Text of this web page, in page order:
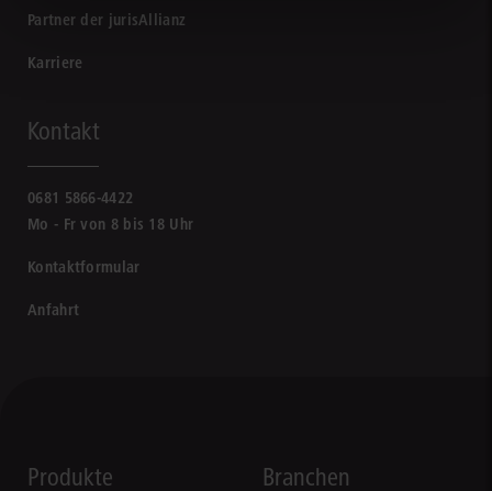
Partner der jurisAllianz
Karriere
Kontakt
0681 5866-4422
Mo - Fr von 8 bis 18 Uhr
Kontaktformular
Anfahrt
Produkte Branchen